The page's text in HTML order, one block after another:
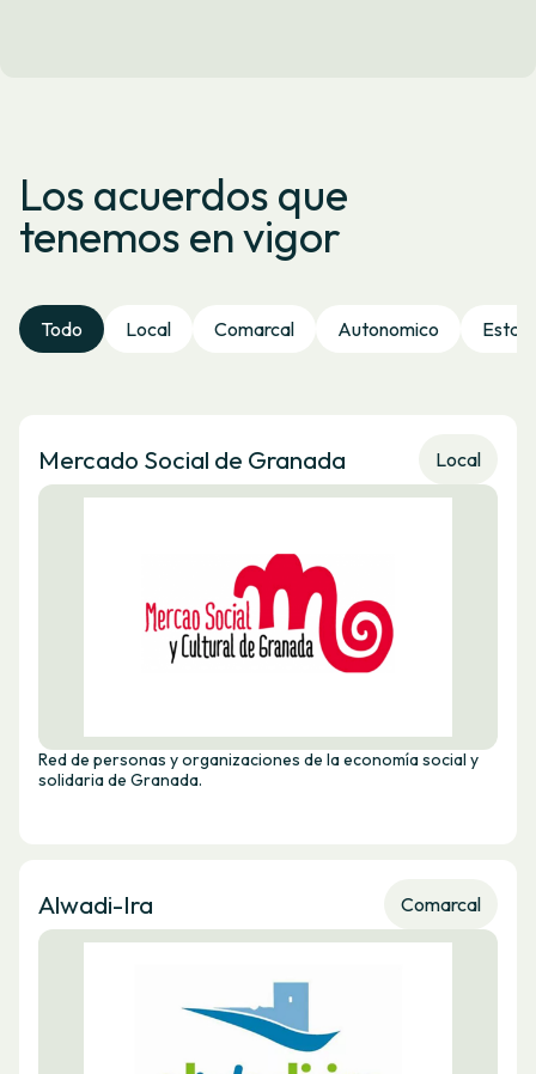
Los acuerdos que
tenemos en vigor
Todo Local Comarcal Autonomico
Mercado Social de Granada Local
Red de personas y organizaciones de la economía social y
solidaria de Granada.
Alwadi-Ira Comarcal